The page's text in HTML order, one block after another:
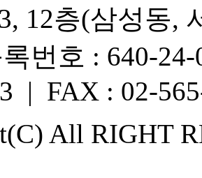
12층(삼성동,
번호 : 640-
| FAX : 02-
All RIGHT